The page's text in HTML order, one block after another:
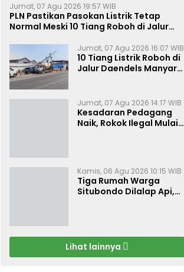
Jumat, 07 Agu 2026 19:57 WIB
PLN Pastikan Pasokan Listrik Tetap
Normal Meski 10 Tiang Roboh di Jalur
Jumat, 07 Agu 2026 16:07 WIB
10 Tiang Listrik Roboh di
Jalur Daendels Manyar
Jumat, 07 Agu 2026 14:17 WIB
Kesadaran Pedagang
Naik, Rokok Ilegal Mulai
Kamis, 06 Agu 2026 10:15 WIB
Tiga Rumah Warga
Situbondo Dilalap Api,
Lihat lainnya